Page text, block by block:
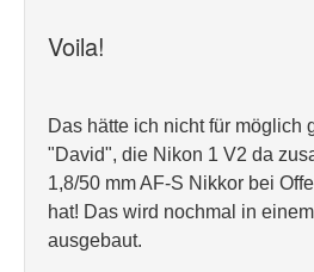
Voila!
Das hätte ich nicht für möglich
"David", die Nikon 1 V2 da
1,8/50 mm AF-S Nikkor bei
hat! Das wird nochmal in
ausgebaut.